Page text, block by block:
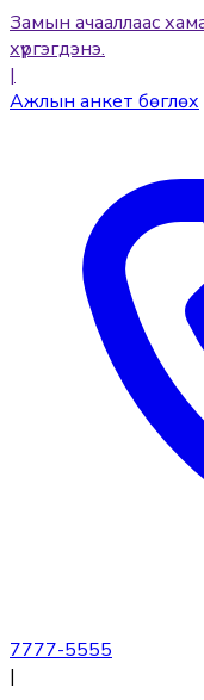
Замын ачааллаас
хүргэгдэнэ.
|
Ажлын анкет бөглөх
7777-5555
|